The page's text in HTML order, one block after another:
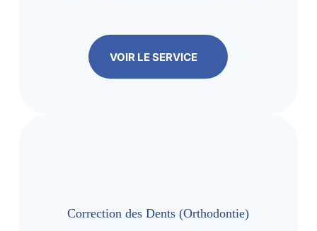
VOIR LE SERVICE
Correction des Dents (Orthodontie)